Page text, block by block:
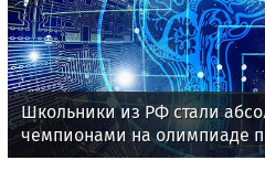
Школьники из РФ стали
чемпионами на олимпиаде